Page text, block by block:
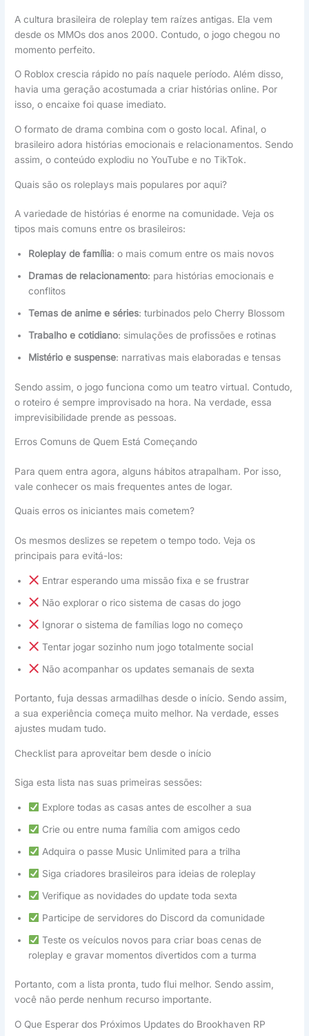
A cultura brasileira de roleplay tem raízes antigas. Ela vem
desde os MMOs dos anos 2000. Contudo, o jogo chegou no
momento perfeito.
O Roblox crescia rápido no país naquele período. Além disso,
havia uma geração acostumada a criar histórias online. Por
isso, o encaixe foi quase imediato.
O formato de drama combina com o gosto local. Afinal, o
brasileiro adora histórias emocionais e relacionamentos. Sendo
assim, o conteúdo explodiu no YouTube e no TikTok.
Quais são os roleplays mais populares por aqui?
A variedade de histórias é enorme na comunidade. Veja os
tipos mais comuns entre os brasileiros:
Roleplay de família: o mais comum entre os mais novos
Dramas de relacionamento: para histórias emocionais e
conflitos
Temas de anime e séries: turbinados pelo Cherry Blossom
Trabalho e cotidiano: simulações de profissões e rotinas
Mistério e suspense: narrativas mais elaboradas e tensas
Sendo assim, o jogo funciona como um teatro virtual. Contudo,
o roteiro é sempre improvisado na hora. Na verdade, essa
imprevisibilidade prende as pessoas.
Erros Comuns de Quem Está Começando
Para quem entra agora, alguns hábitos atrapalham. Por isso,
vale conhecer os mais frequentes antes de logar.
Quais erros os iniciantes mais cometem?
Os mesmos deslizes se repetem o tempo todo. Veja os
principais para evitá-los:
Entrar esperando uma missão fixa e se frustrar
Não explorar o rico sistema de casas do jogo
Ignorar o sistema de famílias logo no começo
Tentar jogar sozinho num jogo totalmente social
Não acompanhar os updates semanais de sexta
Portanto, fuja dessas armadilhas desde o início. Sendo assim,
a sua experiência começa muito melhor. Na verdade, esses
ajustes mudam tudo.
Checklist para aproveitar bem desde o início
Siga esta lista nas suas primeiras sessões:
Explore todas as casas antes de escolher a sua
Crie ou entre numa família com amigos cedo
Adquira o passe Music Unlimited para a trilha
Siga criadores brasileiros para ideias de roleplay
Verifique as novidades do update toda sexta
Participe de servidores do Discord da comunidade
Teste os veículos novos para criar boas cenas de
roleplay e gravar momentos divertidos com a turma
Portanto, com a lista pronta, tudo flui melhor. Sendo assim,
você não perde nenhum recurso importante.
O Que Esperar dos Próximos Updates do Brookhaven RP